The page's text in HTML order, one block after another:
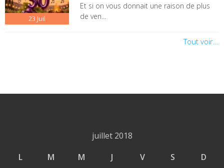
23 Juil
Et si on vous donnait une raison de plus
de ven...
Tout voir...
juillet 2018
L
M M J V S
D